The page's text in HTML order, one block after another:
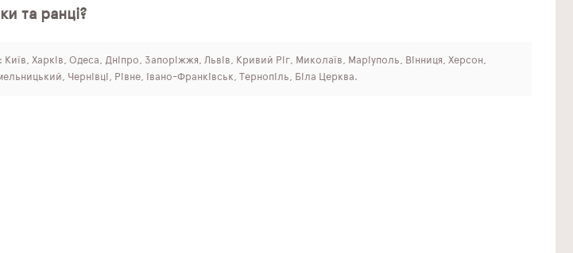
та ранці?
: Київ, Харків, Одеса, Дніпро, Запоріжжя, Львів, Кривий Ріг, Миколаїв, Маріуполь, Вінниця, Херсон,
Чернівці, Рівне, Івано-Франківськ, Тернопіль, Біла Церква.